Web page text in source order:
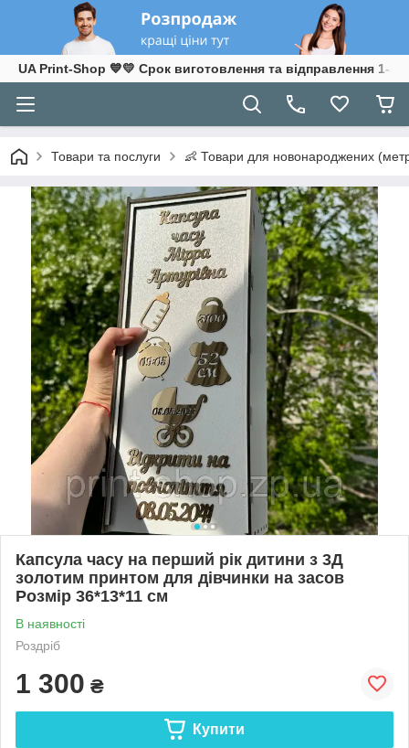
UA Print-Shop ​💙💛 Срок виготовлення та відправлення 1-3
Товари та послуги 👶 Товари для новонароджених
Капсула часу на перший рік дитини з 3Д
золотим принтом для дівчинки на засов
Розмір 36*13*11 см
В наявності
Роздріб
1 300 ₴
Купити